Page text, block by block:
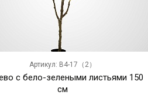
Артикул: B4-17（2）
с бело-зелеными листьями 150
см